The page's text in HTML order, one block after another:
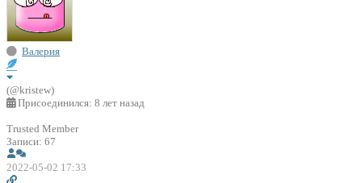
Валерия
(@kristew)
Присоединился: 8 лет назад
Trusted Member
Записи: 67
2022-05-02 17:33